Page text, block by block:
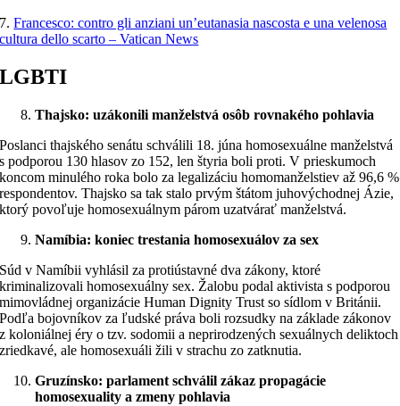
7.Francesco: contro gli anziani un’eutanasia nascosta e una velenosa
cultura dello scarto – Vatican News
LGBTI
Thajsko: uzákonili manželstvá osôb rovnakého pohlavia
Poslanci thajského senátu schválili 18. júna homosexuálne manželstvá
s podporou 130 hlasov zo 152, len štyria boli proti. V prieskumoch
koncom minulého roka bolo za legalizáciu homomanželstiev až 96,6 %
respondentov. Thajsko sa tak stalo prvým štátom juhovýchodnej Ázie,
ktorý povoľuje homosexuálnym párom uzatvárať manželstvá.
Namíbia: koniec trestania homosexuálov za sex
Súd v Namíbii vyhlásil za protiústavné dva zákony, ktoré
kriminalizovali homosexuálny sex. Žalobu podal aktivista s podporou
mimovládnej organizácie Human Dignity Trust so sídlom v Británii.
Podľa bojovníkov za ľudské práva boli rozsudky na základe zákonov
z koloniálnej éry o tzv. sodomii a neprirodzených sexuálnych deliktoch
zriedkavé, ale homosexuáli žili v strachu zo zatknutia.
Gruzínsko: parlament schválil zákaz propagácie
homosexuality a zmeny pohlavia